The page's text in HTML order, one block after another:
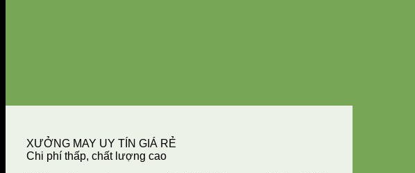
XƯỞNG MAY UY TÍN GIÁ RẺ
Chi phí thấp, chất lượng cao